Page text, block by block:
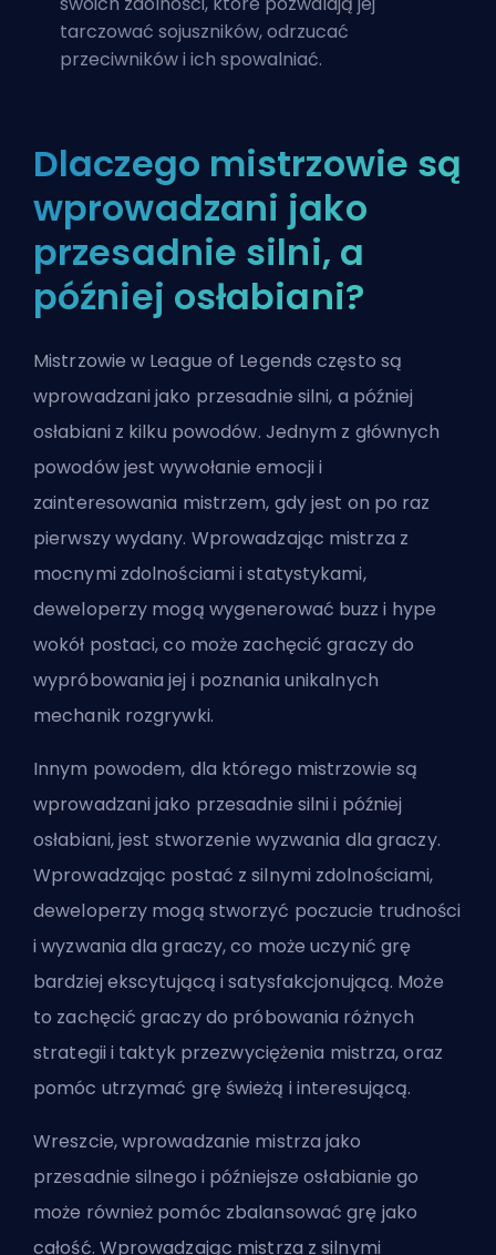
tarczować sojuszników, odrzucać
przeciwników i ich spowalniać.
Dlaczego mistrzowie są
wprowadzani jako
przesadnie silni, a
później osłabiani?
Mistrzowie w League of Legends często są
wprowadzani jako przesadnie silni, a później
osłabiani z kilku powodów. Jednym z głównych
powodów jest wywołanie emocji i
zainteresowania mistrzem, gdy jest on po raz
pierwszy wydany. Wprowadzając mistrza z
mocnymi zdolnościami i statystykami,
deweloperzy mogą wygenerować buzz i hype
wokół postaci, co może zachęcić graczy do
wypróbowania jej i poznania unikalnych
mechanik rozgrywki.
Innym powodem, dla którego mistrzowie są
wprowadzani jako przesadnie silni i później
osłabiani, jest stworzenie wyzwania dla graczy.
Wprowadzając postać z silnymi zdolnościami,
deweloperzy mogą stworzyć poczucie trudności
i wyzwania dla graczy, co może uczynić grę
bardziej ekscytującą i satysfakcjonującą. Może
to zachęcić graczy do próbowania różnych
strategii i taktyk przezwyciężenia mistrza, oraz
pomóc utrzymać grę świeżą i interesującą.
Wreszcie, wprowadzanie mistrza jako
przesadnie silnego i późniejsze osłabianie go
może również pomóc zbalansować grę jako
całość. Wprowadzając mistrza z silnymi